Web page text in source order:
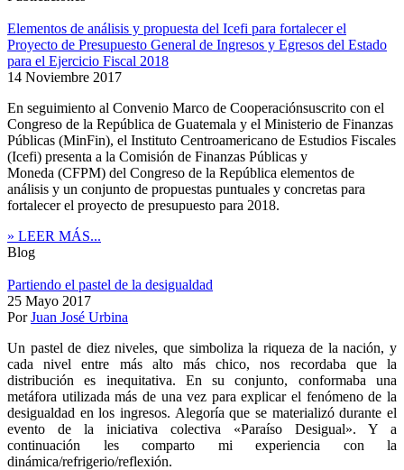
Elementos de análisis y propuesta del Icefi para fortalecer el
Proyecto de Presupuesto General de Ingresos y Egresos del Estado
para el Ejercicio Fiscal 2018
14 Noviembre 2017
En seguimiento al Convenio Marco de Cooperaciónsuscrito con el
Congreso de la República de Guatemala y el Ministerio de Finanzas
Públicas (MinFin), el Instituto Centroamericano de Estudios Fiscales
(Icefi) presenta a la Comisión de Finanzas Públicas y
Moneda (CFPM) del Congreso de la República elementos de
análisis y un conjunto de propuestas puntuales y concretas para
fortalecer el proyecto de presupuesto para 2018.
» LEER MÁS...
Blog
Partiendo el pastel de la desigualdad
25 Mayo 2017
PorJuan José Urbina
Un pastel de diez niveles, que simboliza la riqueza de la nación, y
cada nivel entre más alto más chico, nos recordaba que la
distribución es inequitativa. En su conjunto, conformaba una
metáfora utilizada más de una vez para explicar el fenómeno de la
desigualdad en los ingresos. Alegoría que se materializó durante el
evento de la iniciativa colectiva «Paraíso Desigual». Y a
continuación les comparto mi experiencia con la
dinámica/refrigerio/reflexión.